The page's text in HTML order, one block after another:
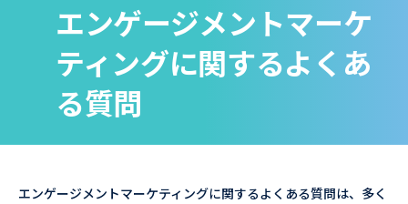
エンゲージメントマーケ
ティングに関するよくあ
る質問
エンゲージメントマーケティングに関するよくある質問は、多く